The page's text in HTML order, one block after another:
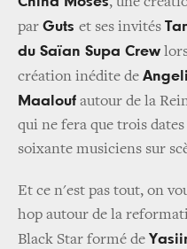
par Guts et ses invités
du Saïan Supa Crew
création inédite de
Maalouf autour de la
qui ne fera que trois
soixante musiciens sur
Et ce n'est pas tout, on
hop autour de la
Black Star formé de